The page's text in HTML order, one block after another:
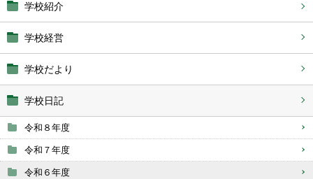
学校紹介
学校経営
学校だより
学校日記
令和８年度
令和７年度
令和６年度